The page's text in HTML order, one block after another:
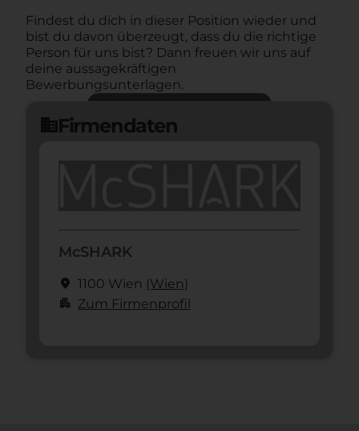
Findest du dich in dieser Position wieder und
bist du davon überzeugt, dass du die richtige
Person für uns bist? Dann freuen wir uns auf
deine aussagekräftigen
Bewerbungsunterlagen.
domainFirmendaten
McSHARK
location_on 1100 Wien (Wien)
apartment Zum Firmenprofil